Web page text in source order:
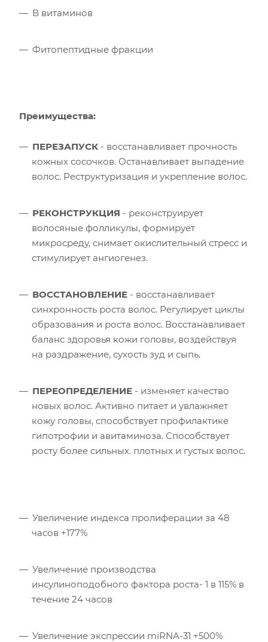
В витаминов
Фитопептидные фракции
Преимущества:
ПЕРЕЗАПУСК - восстанавливает прочность
кожных сосочков. Останавливает выпадение
волос. Реструктуризация и укрепление волос.
РЕКОНСТРУКЦИЯ - реконструирует
волосяные фолликулы, формирует
микросреду, снимает окислительный стресс и
стимулирует ангиогенез.
ВОССТАНОВЛЕНИЕ - восстанавливает
синхронность роста волос. Регулирует циклы
образования и роста волос. Восстанавливает
баланс здоровья кожи головы, воздействуя
на раздражение, сухость зуд и сыпь.
ПЕРЕОПРЕДЕЛЕНИЕ - изменяет качество
новых волос. Активно питает и увлажняет
кожу головы, способствует профилактике
гипотрофии и авитаминоза. Способствует
росту более сильных. плотных и густых волос.
Увеличение индекса пролиферации за 48
часов +177%
Увеличение производства
инсулиноподобного фактора роста- 1 в 115% в
течение 24 часов
Увеличение экспрессии miRNA-31 +500%